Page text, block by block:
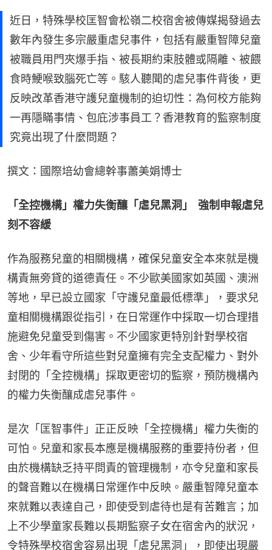
近日，特殊學校匡智會松嶺二校宿舍被傳媒揭發過去
數年內發生多宗嚴重虐兒事件，包括有嚴重智障兒童
被職員用門夾爆手指、被長期約束肢體或隔離、被餵
食時鯁喉致腦死亡等。駭人聽聞的虐兒事件背後，更
反映改革香港守護兒童機制的迫切性：為何校方能夠
一再隱瞞事情、包庇涉事員工？香港教育的監察制度
究竟出現了什麼問題？
撰文：國際培幼會總幹事蕭美娟博士
「全控機構」權力失衡釀「虐兒黑洞」  強制申報虐兒
刻不容緩
作為服務兒童的相關機構，確保兒童安全本來就是機
構責無旁貸的道德責任。不少歐美國家如英國、澳洲
等地，早已設立國家「守護兒童最低標準」，要求兒
童相關機構跟從指引，在日常運作中採取一切合理措
施避免兒童受到傷害。不少國家更特別針對學校宿
舍、少年看守所這些對兒童擁有完全支配權力、對外
封閉的「全控機構」採取更密切的監察，預防機構內
的權力失衡釀成虐兒事件。
是次「匡智事件」正正反映「全控機構」權力失衡的
可怕。兒童和家長本應是機構服務的重要持份者，但
由於機構缺乏持平問責的管理機制，亦令兒童和家長
的聲音難以在機構日常運作中反映。嚴重智障兒童本
來就難以表達自己，即使受到虐待也是有苦難言；加
上不少學童家長難以長期監察子女在宿舍內的狀況，
令特殊學校宿舍容易出現「虐兒黑洞」，即使出現嚴